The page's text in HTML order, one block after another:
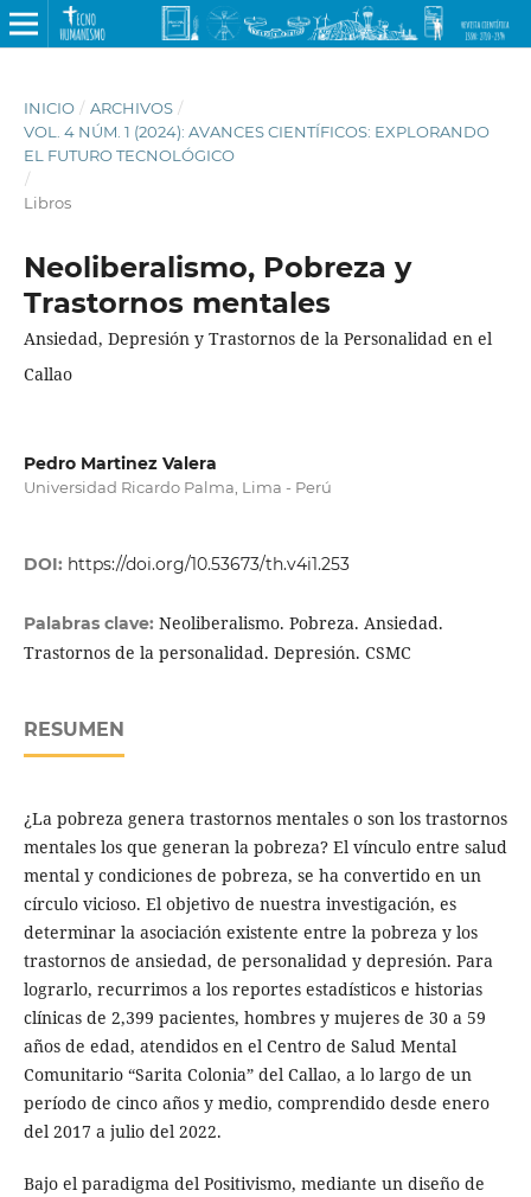
INICIO / ARCHIVOS /
VOL. 4 NÚM. 1 (2024): AVANCES CIENTÍFICOS: EXPLORANDO
EL FUTURO TECNOLÓGICO
/
Libros
Neoliberalismo, Pobreza y
Trastornos mentales
Ansiedad, Depresión y Trastornos de la Personalidad en el
Callao
Pedro Martinez Valera
Universidad Ricardo Palma, Lima - Perú
DOI: https://doi.org/10.53673/th.v4i1.253
Palabras clave: Neoliberalismo. Pobreza. Ansiedad.
Trastornos de la personalidad. Depresión. CSMC
RESUMEN
¿La pobreza genera trastornos mentales o son los trastornos
mentales los que generan la pobreza? El vínculo entre salud
mental y condiciones de pobreza, se ha convertido en un
círculo vicioso. El objetivo de nuestra investigación, es
determinar la asociación existente entre la pobreza y los
trastornos de ansiedad, de personalidad y depresión. Para
lograrlo, recurrimos a los reportes estadísticos e historias
clínicas de 2,399 pacientes, hombres y mujeres de 30 a 59
años de edad, atendidos en el Centro de Salud Mental
Comunitario “Sarita Colonia” del Callao, a lo largo de un
período de cinco años y medio, comprendido desde enero
del 2017 a julio del 2022.
Bajo el paradigma del Positivismo, mediante un diseño de